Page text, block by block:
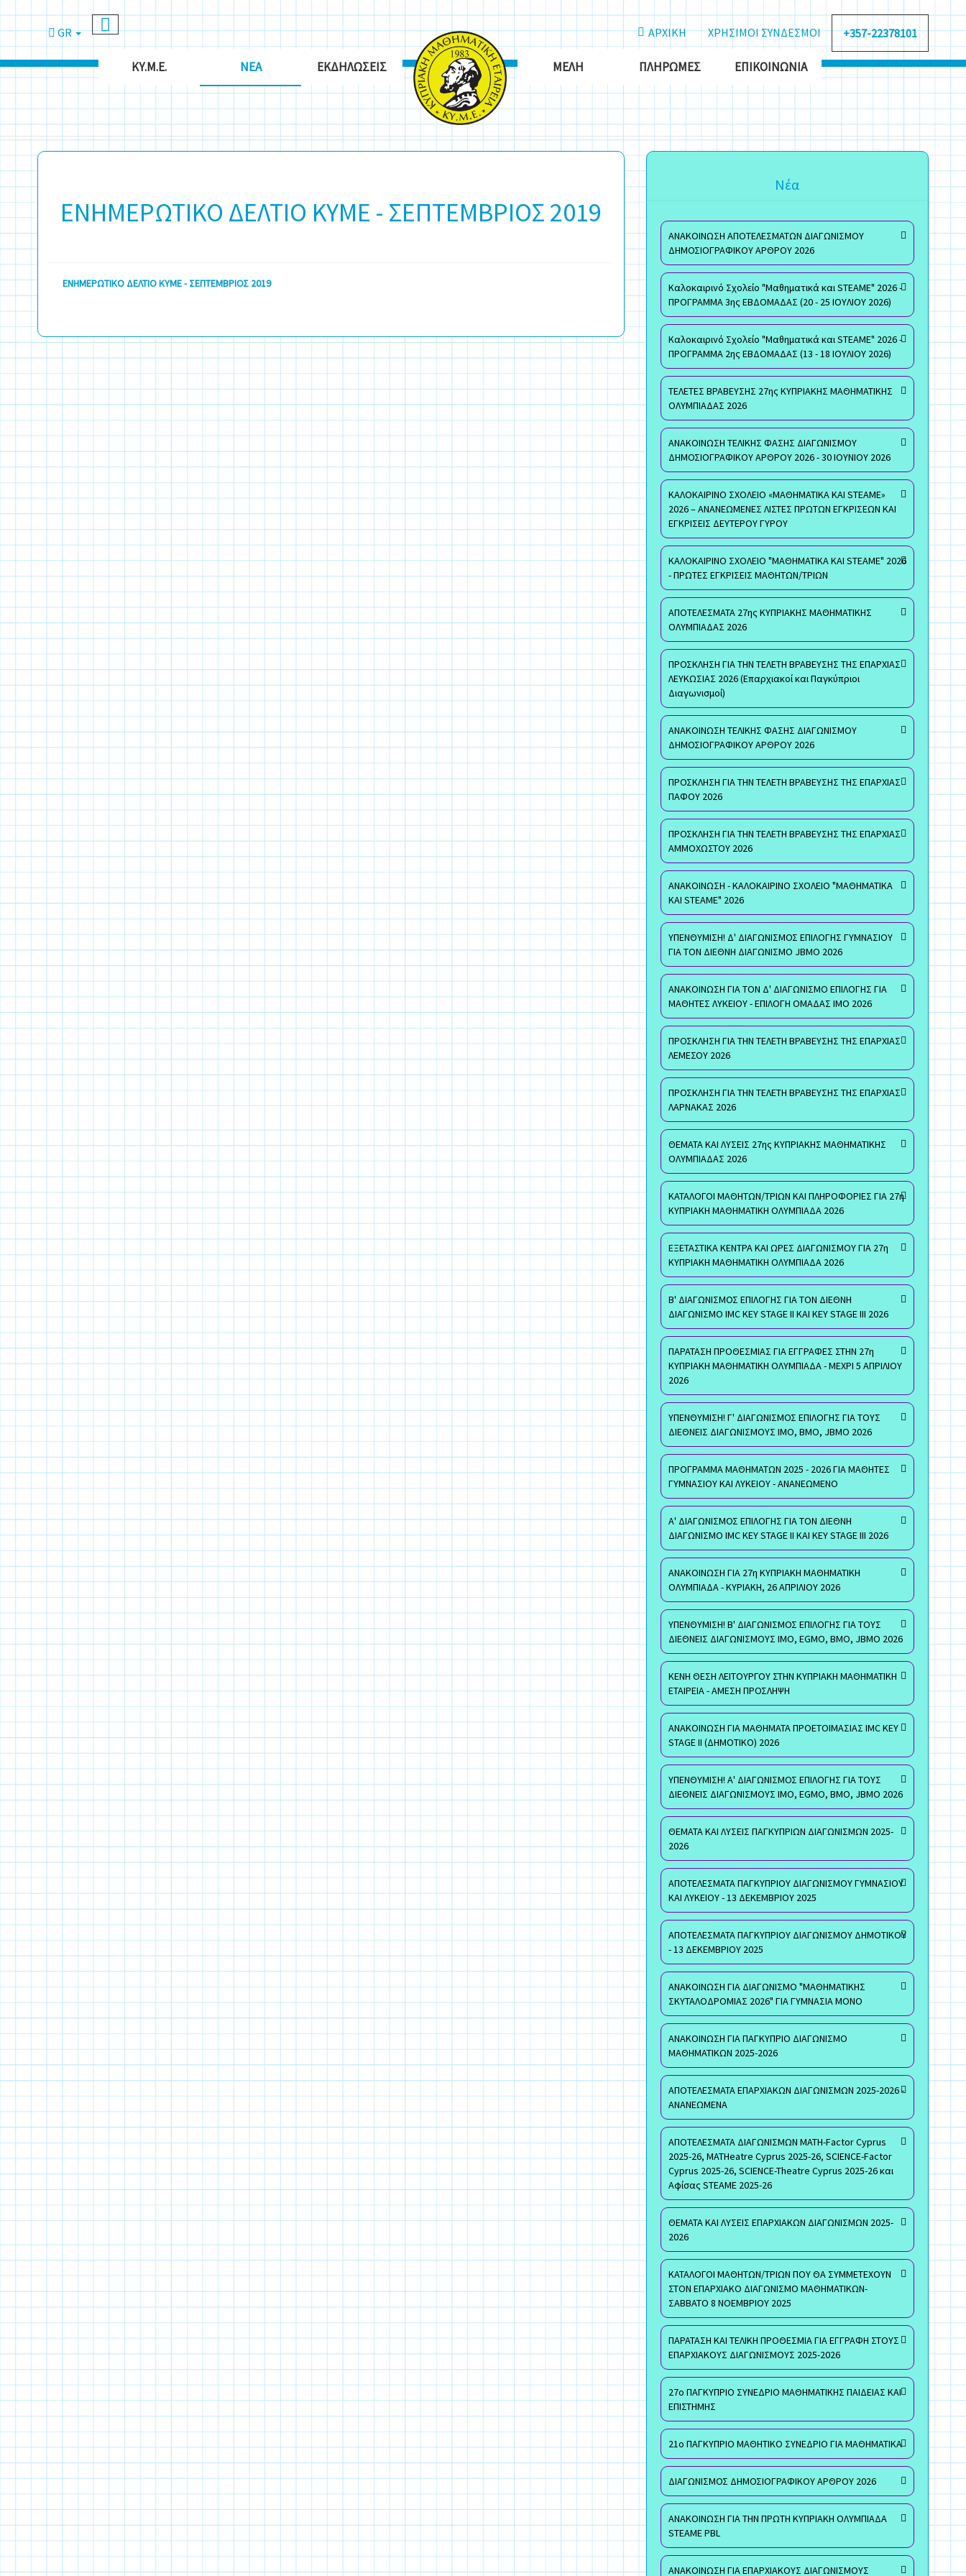
ΑΡΧΙΚΗ ΧΡΗΣΙΜΟΙ ΣΥΝΔΕΣΜΟΙ +357-22378101
GR
ΚΥ.Μ.Ε. ΝΈΑ ΕΚΔΗΛΏΣΕΙΣ ΜΈΛΗ ΠΛΗΡΩΜΈΣ ΕΠΙΚΟΙΝΩΝΊΑ
ΕΝΗΜΕΡΩΤΙΚΟ ΔΕΛΤΙΟ ΚΥΜΕ - ΣΕΠΤΕΜΒΡΙΟΣ 2019
ΕΝΗΜΕΡΩΤΙΚΟ ΔΕΛΤΙΟ ΚΥΜΕ - ΣΕΠΤΕΜΒΡΙΟΣ 2019
Νέα
ΑΝΑΚΟΙΝΩΣΗ ΑΠΟΤΕΛΕΣΜΑΤΩΝ ΔΙΑΓΩΝΙΣΜΟΥ
ΔΗΜΟΣΙΟΓΡΑΦΙΚΟΥ ΑΡΘΡΟΥ 2026
Καλοκαιρινό Σχολείο "Μαθηματικά και STEAME" 2026 -
ΠΡΟΓΡΑΜΜΑ 3ης ΕΒΔΟΜΑΔΑΣ (20 - 25 ΙΟΥΛΙΟΥ 2026)
Καλοκαιρινό Σχολείο "Μαθηματικά και STEAME" 2026 -
ΠΡΟΓΡΑΜΜΑ 2ης ΕΒΔΟΜΑΔΑΣ (13 - 18 ΙΟΥΛΙΟΥ 2026)
ΤΕΛΕΤΕΣ ΒΡΑΒΕΥΣΗΣ 27ης ΚΥΠΡΙΑΚΗΣ ΜΑΘΗΜΑΤΙΚΗΣ
ΟΛΥΜΠΙΑΔΑΣ 2026
ΑΝΑΚΟΙΝΩΣΗ ΤΕΛΙΚΗΣ ΦΑΣΗΣ ΔΙΑΓΩΝΙΣΜΟΥ
ΔΗΜΟΣΙΟΓΡΑΦΙΚΟΥ ΑΡΘΡΟΥ 2026 - 30 ΙΟΥΝΙΟΥ 2026
ΚΑΛΟΚΑΙΡΙΝΟ ΣΧΟΛΕΙΟ «ΜΑΘΗΜΑΤΙΚΑ ΚΑΙ STEAME»
2026 – ΑΝΑΝΕΩΜΕΝΕΣ ΛΙΣΤΕΣ ΠΡΩΤΩΝ ΕΓΚΡΙΣΕΩΝ ΚΑΙ
ΕΓΚΡΙΣΕΙΣ ΔΕΥΤΕΡΟΥ ΓΥΡΟΥ
ΚΑΛΟΚΑΙΡΙΝΟ ΣΧΟΛΕΙΟ "ΜΑΘΗΜΑΤΙΚΑ ΚΑΙ STEAME" 2026
- ΠΡΩΤΕΣ ΕΓΚΡΙΣΕΙΣ ΜΑΘΗΤΩΝ/ΤΡΙΩΝ
ΑΠΟΤΕΛΕΣΜΑΤΑ 27ης ΚΥΠΡΙΑΚΗΣ ΜΑΘΗΜΑΤΙΚΗΣ
ΟΛΥΜΠΙΑΔΑΣ 2026
ΠΡΟΣΚΛΗΣΗ ΓΙΑ ΤΗΝ ΤΕΛΕΤΗ ΒΡΑΒΕΥΣΗΣ ΤΗΣ ΕΠΑΡΧΙΑΣ
ΛΕΥΚΩΣΙΑΣ 2026 (Επαρχιακοί και Παγκύπριοι
Διαγωνισμοί)
ΑΝΑΚΟΙΝΩΣΗ ΤΕΛΙΚΗΣ ΦΑΣΗΣ ΔΙΑΓΩΝΙΣΜΟΥ
ΔΗΜΟΣΙΟΓΡΑΦΙΚΟΥ ΑΡΘΡΟΥ 2026
ΠΡΟΣΚΛΗΣΗ ΓΙΑ ΤΗΝ ΤΕΛΕΤΗ ΒΡΑΒΕΥΣΗΣ ΤΗΣ ΕΠΑΡΧΙΑΣ
ΠΑΦΟΥ 2026
ΠΡΟΣΚΛΗΣΗ ΓΙΑ ΤΗΝ ΤΕΛΕΤΗ ΒΡΑΒΕΥΣΗΣ ΤΗΣ ΕΠΑΡΧΙΑΣ
ΑΜΜΟΧΩΣΤΟΥ 2026
ΑΝΑΚΟΙΝΩΣΗ - ΚΑΛΟΚΑΙΡΙΝΟ ΣΧΟΛΕΙΟ "ΜΑΘΗΜΑΤΙΚΑ
ΚΑΙ STEAME" 2026
ΥΠΕΝΘΥΜΙΣΗ! Δ' ΔΙΑΓΩΝΙΣΜΟΣ ΕΠΙΛΟΓΗΣ ΓΥΜΝΑΣΙΟΥ
ΓΙΑ ΤΟΝ ΔΙΕΘΝΗ ΔΙΑΓΩΝΙΣΜΟ JBMO 2026
ΑΝΑΚΟΙΝΩΣΗ ΓΙΑ ΤΟΝ Δ' ΔΙΑΓΩΝΙΣΜΟ ΕΠΙΛΟΓΗΣ ΓΙΑ
ΜΑΘΗΤΕΣ ΛΥΚΕΙΟΥ - ΕΠΙΛΟΓΗ ΟΜΑΔΑΣ ΙΜΟ 2026
ΠΡΟΣΚΛΗΣΗ ΓΙΑ ΤΗΝ ΤΕΛΕΤΗ ΒΡΑΒΕΥΣΗΣ ΤΗΣ ΕΠΑΡΧΙΑΣ
ΛΕΜΕΣΟΥ 2026
ΠΡΟΣΚΛΗΣΗ ΓΙΑ ΤΗΝ ΤΕΛΕΤΗ ΒΡΑΒΕΥΣΗΣ ΤΗΣ ΕΠΑΡΧΙΑΣ
ΛΑΡΝΑΚΑΣ 2026
ΘΕΜΑΤΑ ΚΑΙ ΛΥΣΕΙΣ 27ης ΚΥΠΡΙΑΚΗΣ ΜΑΘΗΜΑΤΙΚΗΣ
ΟΛΥΜΠΙΑΔΑΣ 2026
ΚΑΤΑΛΟΓΟΙ ΜΑΘΗΤΩΝ/ΤΡΙΩΝ ΚΑΙ ΠΛΗΡΟΦΟΡΙΕΣ ΓΙΑ 27η
ΚΥΠΡΙΑΚΗ ΜΑΘΗΜΑΤΙΚΗ ΟΛΥΜΠΙΑΔΑ 2026
ΕΞΕΤΑΣΤΙΚΑ ΚΕΝΤΡΑ ΚΑΙ ΩΡΕΣ ΔΙΑΓΩΝΙΣΜΟΥ ΓΙΑ 27η
ΚΥΠΡΙΑΚΗ ΜΑΘΗΜΑΤΙΚΗ ΟΛΥΜΠΙΑΔΑ 2026
Β' ΔΙΑΓΩΝΙΣΜΟΣ ΕΠΙΛΟΓΗΣ ΓΙΑ ΤΟΝ ΔΙΕΘΝΗ
ΔΙΑΓΩΝΙΣΜΟ IMC KEY STAGE II ΚΑΙ KEY STAGE III 2026
ΠΑΡΑΤΑΣΗ ΠΡΟΘΕΣΜΙΑΣ ΓΙΑ ΕΓΓΡΑΦΕΣ ΣΤΗΝ 27η
ΚΥΠΡΙΑΚΗ ΜΑΘΗΜΑΤΙΚΗ ΟΛΥΜΠΙΑΔΑ - ΜΕΧΡΙ 5 ΑΠΡΙΛΙΟΥ
2026
ΥΠΕΝΘΥΜΙΣΗ! Γ' ΔΙΑΓΩΝΙΣΜΟΣ ΕΠΙΛΟΓΗΣ ΓΙΑ ΤΟΥΣ
ΔΙΕΘΝΕΙΣ ΔΙΑΓΩΝΙΣΜΟΥΣ ΙΜΟ, ΒΜΟ, JBMO 2026
ΠΡΟΓΡΑΜΜΑ ΜΑΘΗΜΑΤΩΝ 2025 - 2026 ΓΙΑ ΜΑΘΗΤΕΣ
ΓΥΜΝΑΣΙΟΥ ΚΑΙ ΛΥΚΕΙΟΥ - ΑΝΑΝΕΩΜΕΝΟ
Α' ΔΙΑΓΩΝΙΣΜΟΣ ΕΠΙΛΟΓΗΣ ΓΙΑ ΤΟΝ ΔΙΕΘΝΗ
ΔΙΑΓΩΝΙΣΜΟ IMC KEY STAGE II ΚΑΙ KEY STAGE III 2026
ΑΝΑΚΟΙΝΩΣΗ ΓΙΑ 27η ΚΥΠΡΙΑΚΗ ΜΑΘΗΜΑΤΙΚΗ
ΟΛΥΜΠΙΑΔΑ - ΚΥΡΙΑΚΗ, 26 ΑΠΡΙΛΙΟΥ 2026
ΥΠΕΝΘΥΜΙΣΗ! Β' ΔΙΑΓΩΝΙΣΜΟΣ ΕΠΙΛΟΓΗΣ ΓΙΑ ΤΟΥΣ
ΔΙΕΘΝΕΙΣ ΔΙΑΓΩΝΙΣΜΟΥΣ ΙΜΟ, EGMO, ΒΜΟ, JBMO 2026
ΚΕΝΗ ΘΕΣΗ ΛΕΙΤΟΥΡΓΟΥ ΣΤΗΝ ΚΥΠΡΙΑΚΗ ΜΑΘΗΜΑΤΙΚΗ
ΕΤΑΙΡΕΙΑ - ΑΜΕΣΗ ΠΡΟΣΛΗΨΗ
ΑΝΑΚΟΙΝΩΣΗ ΓΙΑ ΜΑΘΗΜΑΤΑ ΠΡΟΕΤΟΙΜΑΣΙΑΣ IMC KEY
STAGE II (ΔΗΜΟΤΙΚΟ) 2026
ΥΠΕΝΘΥΜΙΣΗ! Α' ΔΙΑΓΩΝΙΣΜΟΣ ΕΠΙΛΟΓΗΣ ΓΙΑ ΤΟΥΣ
ΔΙΕΘΝΕΙΣ ΔΙΑΓΩΝΙΣΜΟΥΣ ΙΜΟ, EGMO, ΒΜΟ, JBMO 2026
ΘΕΜΑΤΑ ΚΑΙ ΛΥΣΕΙΣ ΠΑΓΚΥΠΡΙΩΝ ΔΙΑΓΩΝΙΣΜΩΝ 2025-
2026
ΑΠΟΤΕΛΕΣΜΑΤΑ ΠΑΓΚΥΠΡΙΟΥ ΔΙΑΓΩΝΙΣΜΟΥ ΓΥΜΝΑΣΙΟΥ
ΚΑΙ ΛΥΚΕΙΟΥ - 13 ΔΕΚΕΜΒΡΙΟΥ 2025
ΑΠΟΤΕΛΕΣΜΑΤΑ ΠΑΓΚΥΠΡΙΟΥ ΔΙΑΓΩΝΙΣΜΟΥ ΔΗΜΟΤΙΚΟΥ
- 13 ΔΕΚΕΜΒΡΙΟΥ 2025
ΑΝΑΚΟΙΝΩΣΗ ΓΙΑ ΔΙΑΓΩΝΙΣΜΟ "ΜΑΘΗΜΑΤΙΚΗΣ
ΣΚΥΤΑΛΟΔΡΟΜΙΑΣ 2026" ΓΙΑ ΓΥΜΝΑΣΙΑ ΜΟΝΟ
ΑΝΑΚΟΙΝΩΣΗ ΓΙΑ ΠΑΓΚΥΠΡΙΟ ΔΙΑΓΩΝΙΣΜΟ
ΜΑΘΗΜΑΤΙΚΩΝ 2025-2026
ΑΠΟΤΕΛΕΣΜΑΤΑ ΕΠΑΡΧΙΑΚΩΝ ΔΙΑΓΩΝΙΣΜΩΝ 2025-2026 -
ΑΝΑΝΕΩΜΕΝΑ
ΑΠΟΤΕΛΕΣΜΑΤΑ ΔΙΑΓΩΝΙΣΜΩΝ MATH-Factor Cyprus
2025-26, MATHeatre Cyprus 2025-26, SCIENCE-Factor
Cyprus 2025-26, SCIENCE-Theatre Cyprus 2025-26 και
Αφίσας STEAME 2025-26
ΘΕΜΑΤΑ ΚΑΙ ΛΥΣΕΙΣ ΕΠΑΡΧΙΑΚΩΝ ΔΙΑΓΩΝΙΣΜΩΝ 2025-
2026
ΚΑΤΑΛΟΓΟΙ ΜΑΘΗΤΩΝ/ΤΡΙΩΝ ΠΟΥ ΘΑ ΣΥΜΜΕΤΕΧΟΥΝ
ΣΤΟΝ ΕΠΑΡΧΙΑΚΟ ΔΙΑΓΩΝΙΣΜΟ ΜΑΘΗΜΑΤΙΚΩΝ-
ΣΑΒΒΑΤΟ 8 ΝΟΕΜΒΡΙΟΥ 2025
ΠΑΡΑΤΑΣΗ ΚΑΙ ΤΕΛΙΚΗ ΠΡΟΘΕΣΜΙΑ ΓΙΑ ΕΓΓΡΑΦΗ ΣΤΟΥΣ
ΕΠΑΡΧΙΑΚΟΥΣ ΔΙΑΓΩΝΙΣΜΟΥΣ 2025-2026
27ο ΠΑΓΚΥΠΡΙΟ ΣΥΝΕΔΡΙΟ ΜΑΘΗΜΑΤΙΚΗΣ ΠΑΙΔΕΙΑΣ ΚΑΙ
ΕΠΙΣΤΗΜΗΣ
21ο ΠΑΓΚΥΠΡΙΟ ΜΑΘΗΤΙΚΟ ΣΥΝΕΔΡΙΟ ΓΙΑ ΜΑΘΗΜΑΤΙΚΑ
ΔΙΑΓΩΝΙΣΜΟΣ ΔΗΜΟΣΙΟΓΡΑΦΙΚΟΥ ΑΡΘΡΟΥ 2026
ΑΝΑΚΟΙΝΩΣΗ ΓΙΑ ΤΗΝ ΠΡΩΤΗ ΚΥΠΡΙΑΚΗ ΟΛΥΜΠΙΑΔΑ
STEAME PBL
ΑΝΑΚΟΙΝΩΣΗ ΓΙΑ ΕΠΑΡΧΙΑΚΟΥΣ ΔΙΑΓΩΝΙΣΜΟΥΣ